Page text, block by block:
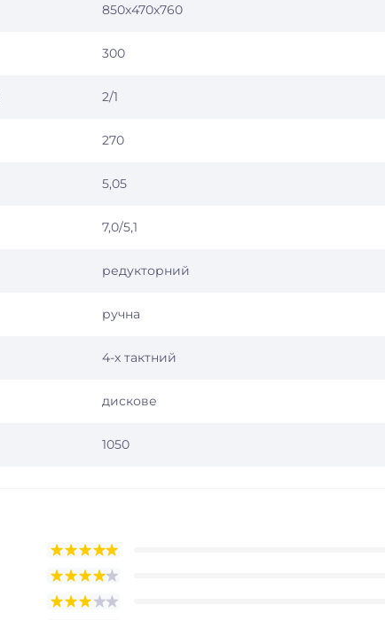
850х470х760
300
2/1
270
5,05
7,0/5,1
редукторний
ручна
4-х тактний
дискове
1050